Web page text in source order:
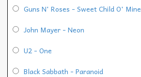
Guns N' Roses - Sweet Child O' Mine
John Mayer - Neon
U2 - One
Black Sabbath - Paranoid